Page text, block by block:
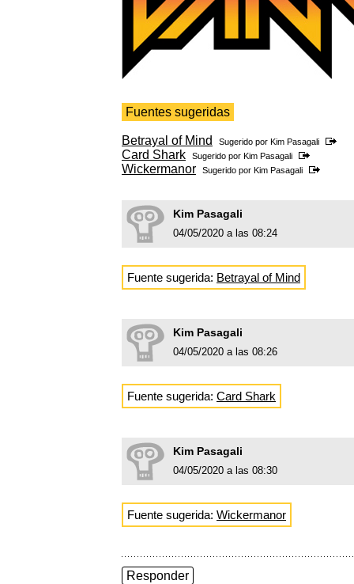
Fuentes sugeridas
Betrayal of Mind Sugerido por Kim Pasagali
Card Shark Sugerido por Kim Pasagali
Wickermanor Sugerido por Kim Pasagali
Kim Pasagali
04/05/2020 a las 08:24
Fuente sugerida: Betrayal of Mind
Kim Pasagali
04/05/2020 a las 08:26
Fuente sugerida: Card Shark
Kim Pasagali
04/05/2020 a las 08:30
Fuente sugerida: Wickermanor
Responder